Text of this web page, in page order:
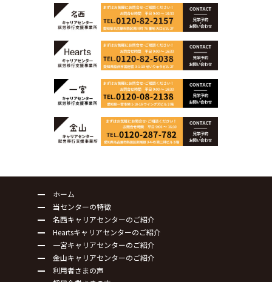
ホーム
当センターの特徴
名西キャリアセンターのご紹介
Heartsキャリアセンターのご紹介
一宮キャリアセンターのご紹介
金山キャリアセンターのご紹介
利用者さまの声